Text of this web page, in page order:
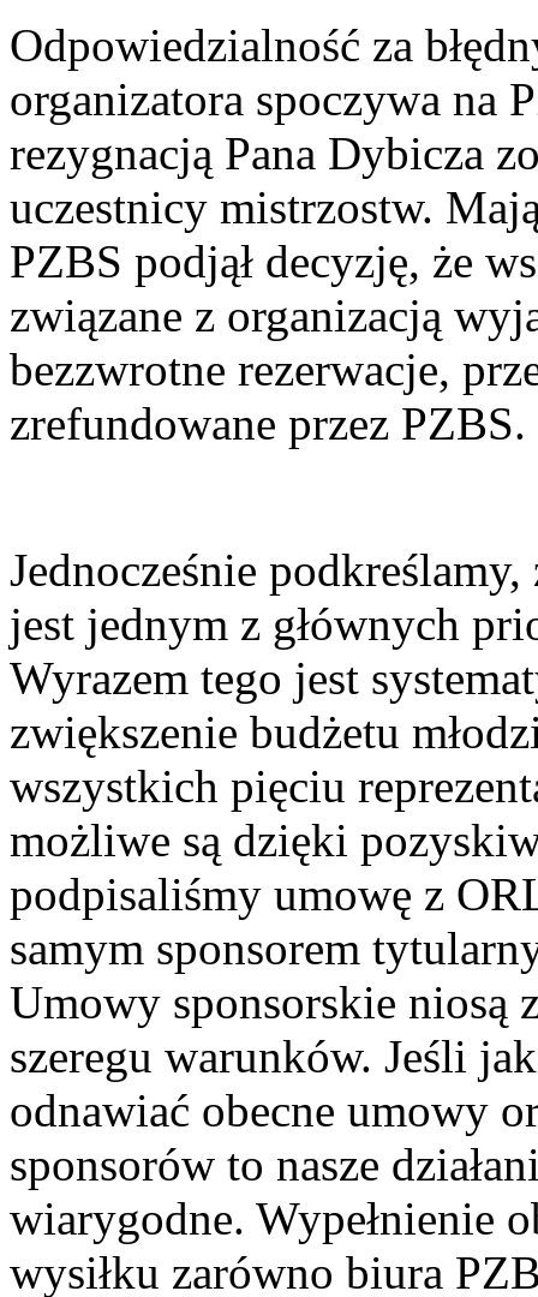
Odpowiedzialność za
organizatora spoczywa na
rezygnacją Pana Dybicza
uczestnicy mistrzostw.
PZBS podjął decyzję, że
związane z organizacją
bezzwrotne rezerwacje,
zrefundowane przez PZBS.
Jednocześnie
jest jednym z głównych
Wyrazem tego jest
zwiększenie budżetu
wszystkich pięciu
możliwe są dzięki
podpisaliśmy umowę z
samym sponsorem
Umowy sponsorskie niosą
szeregu warunków. Jeśli
odnawiać obecne umowy
sponsorów to nasze
wiarygodne. Wypełnienie
wysiłku zarówno biura